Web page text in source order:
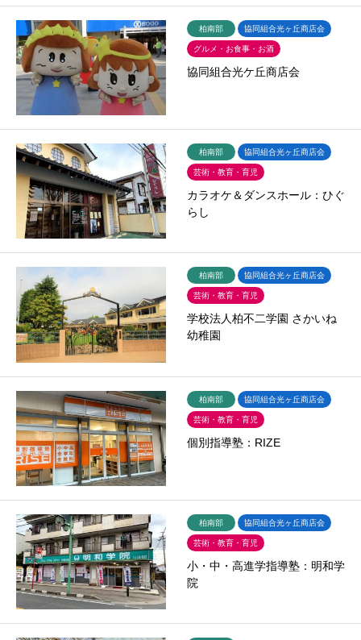
柏南部 協同組合光ヶ丘商店会
グルメ・お食事・お酒
協同組合光ケ丘商店会
柏南部 協同組合光ヶ丘商店会
芸術・教育・育児
カラオケ＆ダンスホール：ひぐ
らし
柏南部 協同組合光ヶ丘商店会
芸術・教育・育児
学校法人柏不二学園 さかいね
幼稚園
柏南部 協同組合光ヶ丘商店会
芸術・教育・育児
個別指導塾：RIZE
柏南部 協同組合光ヶ丘商店会
芸術・教育・育児
小・中・高進学指導塾：明和学
院